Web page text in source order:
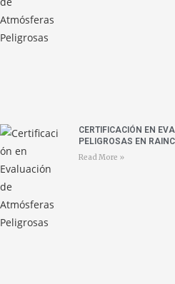
CERTIFICACIÓN EN
PELIGROSAS EN
Read More »